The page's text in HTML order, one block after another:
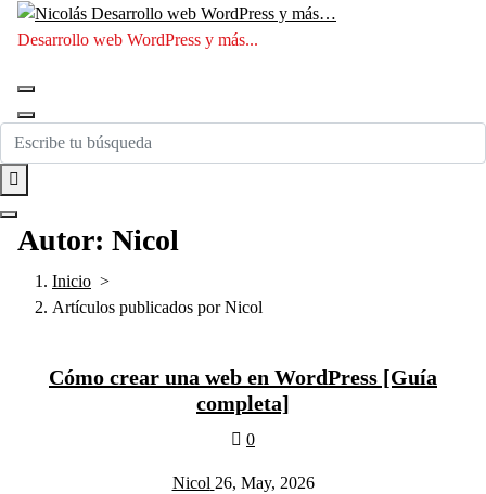
Saltar
Desarrollo web WordPress y más...
Autor: Nicol
Inicio >
Artículos publicados por Nicol
Cómo crear una web en WordPress [Guía
completa]
0
Nicol 26, May, 2026